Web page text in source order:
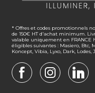
* Offres et codes promotionnels
de 150€ HT d'achat minimum.
valable uniquement en FRANCE
éligibles suivantes : Masiero, Btc,
Koncept, Vibia, Lyxo, Dark,